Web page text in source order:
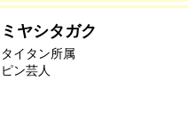
ミヤシタガク
タイタン所属
ピン芸人